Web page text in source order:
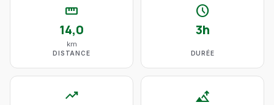
straighten
14,0
km
DISTANCE
schedule
3h
DURÉE
trending_up altitude